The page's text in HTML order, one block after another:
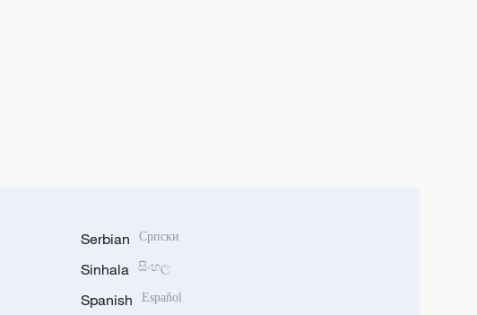
Serbian Српски
Sinhala සිංහල
Spanish Español